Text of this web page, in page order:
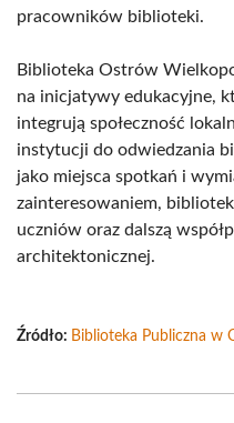
pracowników biblioteki.
Biblioteka Ostrów
na inicjatywy edukacyjne,
integrują społeczność
instytucji do odwiedzania
jako miejsca spotkań i
zainteresowaniem,
uczniów oraz dalszą
architektonicznej.
Źródło: Biblioteka Publiczna w